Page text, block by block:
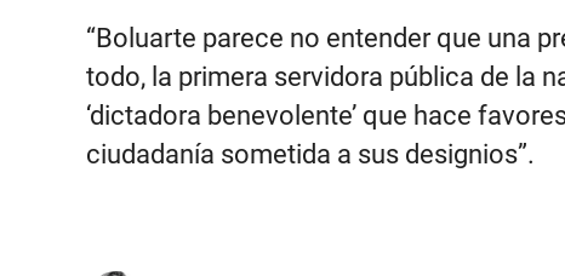
“Boluarte parece no entender que una
todo, la primera servidora pública de la
‘dictadora benevolente’ que hace
ciudadanía sometida a sus designios”.